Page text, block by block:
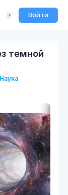
Войти
темной
Наука